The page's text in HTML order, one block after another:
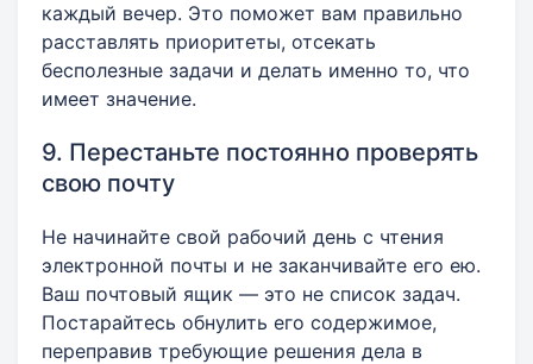
каждый вечер. Это поможет вам правильно
расставлять приоритеты, отсекать
бесполезные задачи и делать именно то, что
имеет значение.
9. Перестаньте постоянно проверять
свою почту
Не начинайте свой рабочий день с чтения
электронной почты и не заканчивайте его ею.
Ваш почтовый ящик — это не список задач.
Постарайтесь обнулить его содержимое,
переправив требующие решения дела в